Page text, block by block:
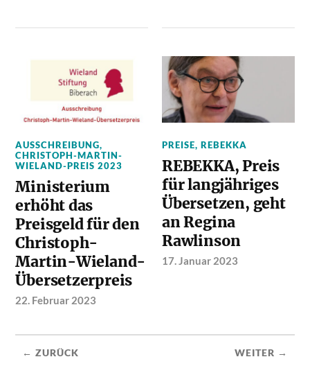
AUSSCHREIBUNG,
CHRISTOPH-MARTIN-
WIELAND-PREIS 2023
Ministerium
erhöht das
Preisgeld für den
Christoph-
Martin-Wieland-
Übersetzerpreis
22. Februar 2023
PREISE,REBEKKA
REBEKKA, Preis
für langjähriges
Übersetzen, geht
an Regina
Rawlinson
17. Januar 2023
← ZURÜCK WEITER →